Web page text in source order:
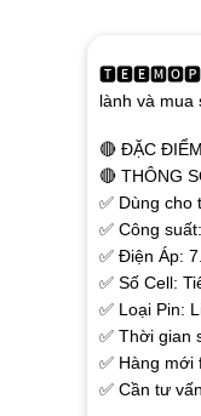
🆃🅴🅴🅼🅾🅿🅲
lành và mua
🔴 ĐẶC
🔴 THÔNG
✅ Dùng cho
✅ Công
✅ Điện Áp:
✅ Số Cell:
✅ Loại Pin:
✅ Thời gian
✅ Hàng
✅ Cần tư